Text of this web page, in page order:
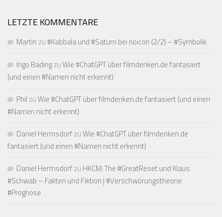
LETZTE KOMMENTARE
Martin zu#Kabbala und #Saturn bei noicon (2/2) – #Symbolik
Ingo BadingzuWie #ChatGPT über filmdenken.de fantasiert
(und einen #Namen nicht erkennt)
Phil zuWie #ChatGPT über filmdenken.de fantasiert (und einen
#Namen nicht erkennt)
Daniel HermsdorfzuWie #ChatGPT über filmdenken.de
fantasiert (und einen #Namen nicht erkennt)
Daniel Hermsdorfzu HKCM: The #GreatReset und Klaus
#Schwab – Fakten und Fiktion | #Verschwörungstheorie
#Prognose